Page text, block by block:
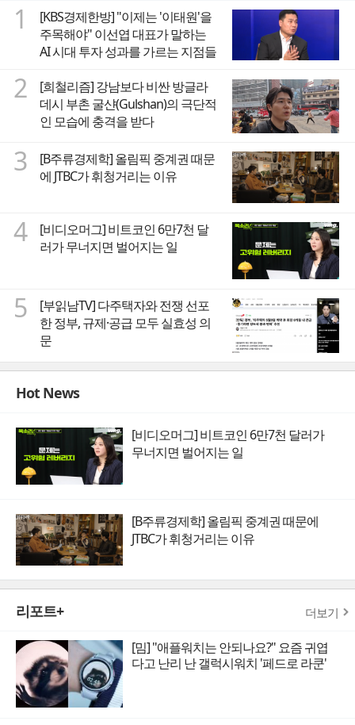
1
[KBS경제한방] "이제는 '이태원'을
주목해야" 이선엽 대표가 말하는
AI 시대 투자 성과를 가르는 지점들
2
[희철리즘] 강남보다 비싼 방글라
데시 부촌 굴샨(Gulshan)의 극단적
인 모습에 충격을 받다
3
[B주류경제학] 올림픽 중계권 때문
에 JTBC가 휘청거리는 이유
4
[비디오머그] 비트코인 6만7천 달
러가 무너지면 벌어지는 일
5
[부읽남TV] 다주택자와 전쟁 선포
한 정부, 규제·공급 모두 실효성 의
문
Hot News
[비디오머그] 비트코인 6만7천 달러가
무너지면 벌어지는 일
[B주류경제학] 올림픽 중계권 때문에
JTBC가 휘청거리는 이유
리포트+ 더보기
[밈] "애플워치는 안되나요?" 요즘 귀엽
다고 난리 난 갤럭시워치 '페드로 라쿤'